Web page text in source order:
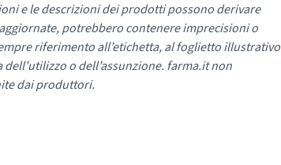
e le descrizioni dei prodotti possono derivare
potrebbero contenere imprecisioni o
riferimento all’etichetta, al foglietto illustrativo
o dell’assunzione. farma.it non
dai produttori.